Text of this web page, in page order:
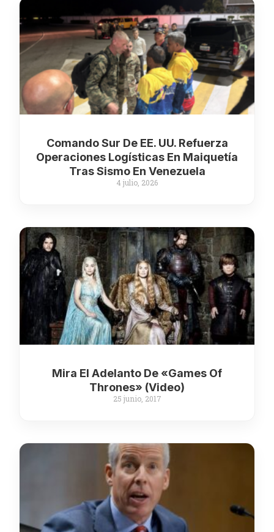
Comando Sur De EE. UU. Refuerza
Operaciones Logísticas En Maiquetía
Tras Sismo En Venezuela
4 julio, 2026
Mira El Adelanto De «Games Of
Thrones» (Video)
25 junio, 2017